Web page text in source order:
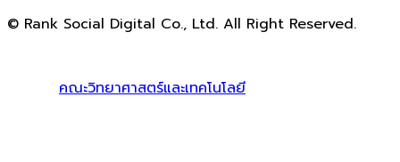
© Rank Social Digital Co., Ltd. All Right Reserved.
คณะวิทยาศาสตร์และเทคโนโลยี